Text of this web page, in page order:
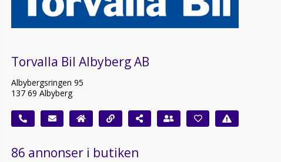
Torvalla Bil Albyberg AB
Albybergsringen 95
137 69 Albyberg
86 annonser i butiken